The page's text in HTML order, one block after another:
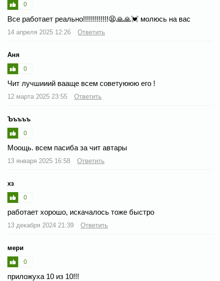
0
Все работает реально!!!!!!!!!!!!!😫🙏🙏💓 молюсь на вас
14 апреля 2025 12:26 Ответить
Аня
0
Чит лучшииий вааще всем советуююю его !
12 марта 2025 23:55 Ответить
Ъъъъъ
0
Моощь. всем пасиба за чит автары
13 января 2025 16:58 Ответить
хз
0
работает хорошо, искачалось тоже быстро
13 декабря 2024 21:39 Ответить
мери
0
приложуха 10 из 10!!!